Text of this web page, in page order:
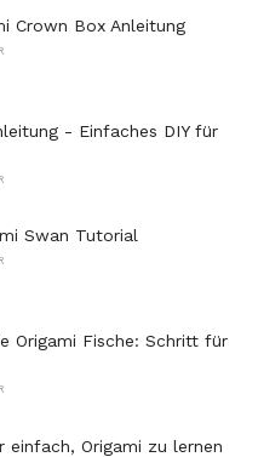
Crown Box Anleitung
- Einfaches DIY für
Swan Tutorial
Origami Fische: Schritt für
einfach, Origami zu lernen